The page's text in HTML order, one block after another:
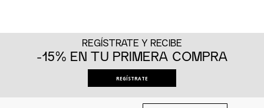
REGÍSTRATE Y RECIBE
-15% EN TU PRIMERA COMPRA
REGÍSTRATE